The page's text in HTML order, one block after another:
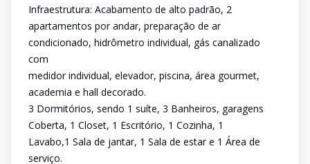
Infraestrutura: Acabamento de alto padrão, 2
apartamentos por andar, preparação de ar
condicionado, hidrômetro individual, gás canalizado
com
medidor individual, elevador, piscina, área gourmet,
academia e hall decorado.
3 Dormitórios, sendo 1 suíte, 3 Banheiros, garagens
Coberta, 1 Closet, 1 Escritório, 1 Cozinha, 1
Lavabo,1 Sala de jantar, 1 Sala de estar e 1 Área de
serviço.